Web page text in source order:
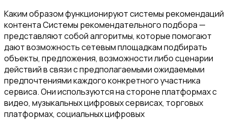
Каким образом функционируют системы рекомендаций
контента Системы рекомендательного подбора —
представляют собой алгоритмы, которые помогают
дают возможность сетевым площадкам подбирать
объекты, предложения, возможности либо сценарии
действий в связи с предполагаемыми ожидаемыми
предпочтениями каждого конкретного участника
сервиса. Они используются на стороне платформах с
видео, музыкальных цифровых сервисах, торговых
платформах, социальных цифровых